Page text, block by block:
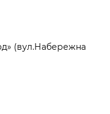
(вул.Набережна